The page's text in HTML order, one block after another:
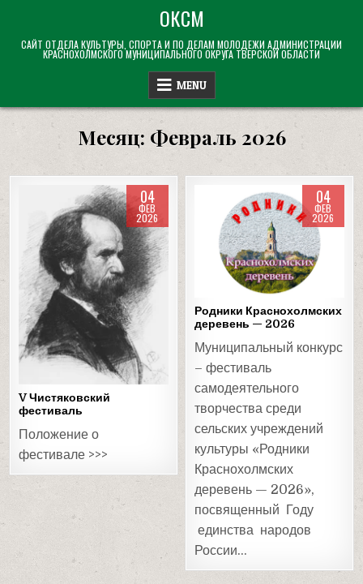
content
ОКСМ
САЙТ ОТДЕЛА КУЛЬТУРЫ, СПОРТА И ПО ДЕЛАМ МОЛОДЕЖИ АДМИНИСТРАЦИИ
КРАСНОХОЛМСКОГО МУНИЦИПАЛЬНОГО ОКРУГА ТВЕРСКОЙ ОБЛАСТИ
MENU
Месяц: Февраль 2026
04
ФЕВ
2026
Posted
in
V Чистяковский
фестиваль
Положение о
фестивале >>>
04
ФЕВ
2026
Posted
in
Родники Краснохолмских
деревень — 2026
Муниципальный конкурс
– фестиваль
самодеятельного
творчества среди
сельских учреждений
культуры «Родники
Краснохолмских
деревень — 2026»,
посвященный Году
единства народов
России…